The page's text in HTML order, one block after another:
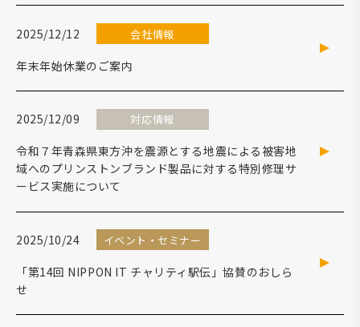
2025/12/12 会社情報
年末年始休業のご案内
2025/12/09 対応情報
令和７年青森県東方沖を震源とする地震による被害地
域へのプリンストンブランド製品に対する特別修理サ
ービス実施について
2025/10/24 イベント・セミナー
「第14回 NIPPON IT チャリティ駅伝」協賛のおしら
せ